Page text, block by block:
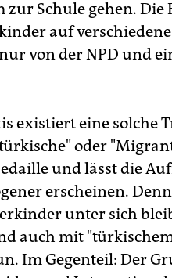
zur Schule gehen.
auf
von der NPD und
existiert eine solche
oder
und lässt die
erscheinen.
unter sich
auch mit
Im Gegenteil: Der